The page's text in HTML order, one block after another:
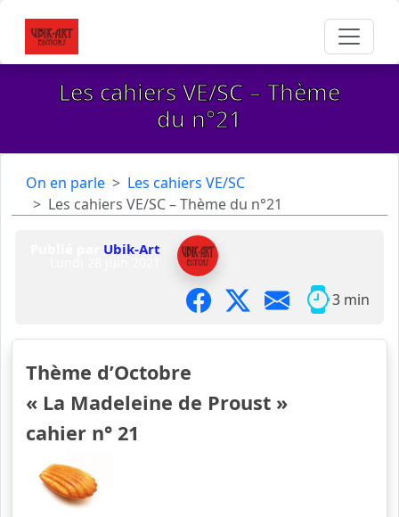
Les cahiers VE/SC – Thème
du n°21
On en parle
Les cahiers VE/SC
Les cahiers VE/SC – Thème du n°21
Ubik-Art
3 min
Thème d’Octobre
« La Madeleine de Proust »
cahier n° 21